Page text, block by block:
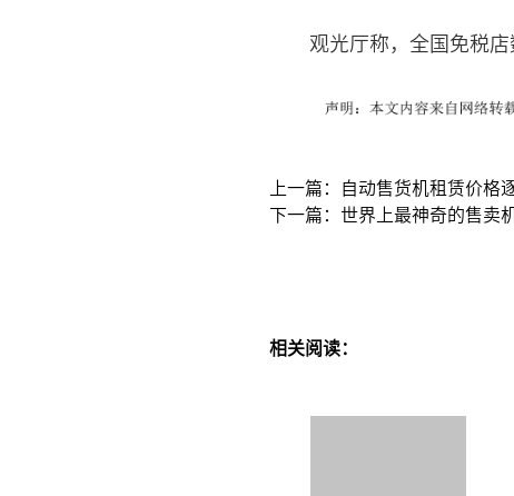
观光厅称，全国免税
上一篇：自动售货机租赁价格
下一篇：世界上最神奇的售卖
相关阅读：